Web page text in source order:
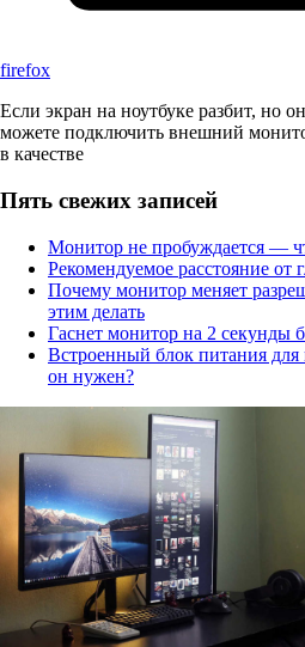
firefox
Если экран на ноутбуке разбит, но
можете подключить внешний
в качестве
Пять свежих записей
Монитор не пробуждается —
Рекомендуемое расстояние от
Почему монитор меняет
этим делать
Гаснет монитор на 2 секунды
Встроенный блок питания для
он нужен?